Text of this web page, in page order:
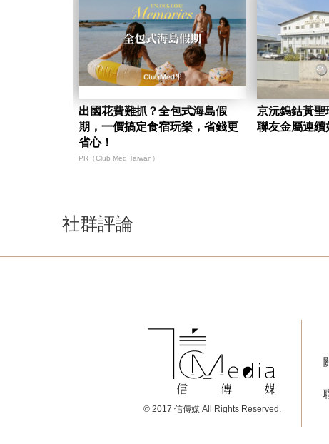
出國花費難抓？全包式海島假
期，一價搞定食宿玩樂，省錢更
省心！
PR（Club Med Taiwan）
京沅鎢鈷黃
聯友金屬連續
社群評論
© 2017 信傳媒 All Rights Reserved.